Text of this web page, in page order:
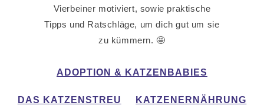
Vierbeiner motiviert, sowie praktische
Tipps und Ratschläge, um dich gut um sie
zu kümmern. 🤩
ADOPTION & KATZENBABIES
DAS KATZENSTREU KATZENERNÄHRUNG